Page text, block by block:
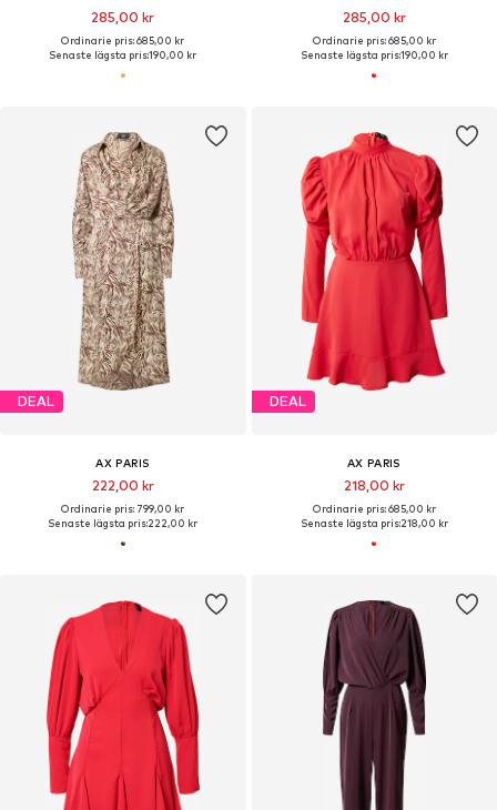
285,00 kr
Ordinarie pris: 685,00 kr
Senaste lägsta pris:190,00 kr
285,00 kr
Ordinarie pris: 685,00 kr
Senaste lägsta pris:190,00 kr
DEAL
AX PARIS
222,00 kr
Ordinarie pris: 799,00 kr
Senaste lägsta pris:222,00 kr
DEAL
AX PARIS
218,00 kr
Ordinarie pris: 685,00 kr
Senaste lägsta pris:218,00 kr